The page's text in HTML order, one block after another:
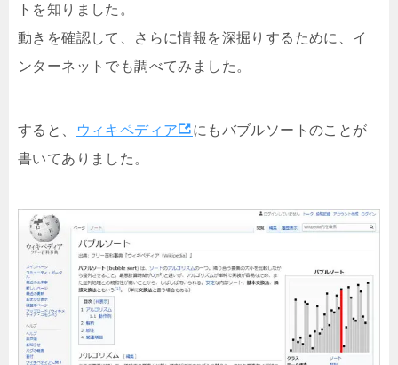
トを知りました。
動きを確認して、さらに情報を深掘りするために、イ
ンターネットでも調べてみました。
すると、 ウィキペディア
にもバブルソートのことが
書いてありました。